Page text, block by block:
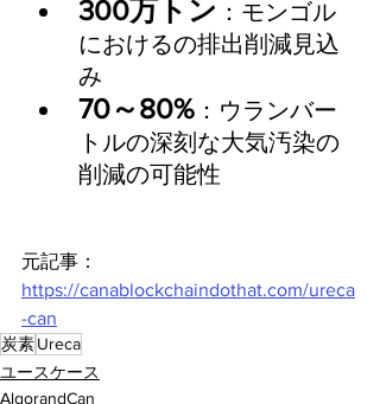
300万トン ：モンゴル
におけるの排出削減見込
み
70～80% ：ウランバー
トルの深刻な大気汚染の
削減の可能性
元記事：
https://canablockchaindothat.com/ureca
-can
炭素Ureca
ユースケース
AlgorandCan